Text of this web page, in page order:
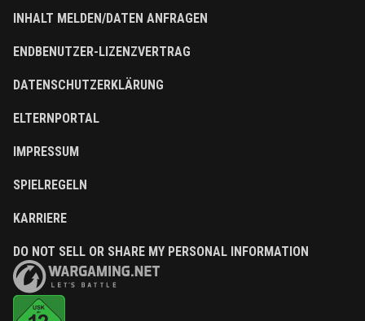
INHALT MELDEN/DATEN ANFRAGEN
ENDBENUTZER-LIZENZVERTRAG
DATENSCHUTZERKLÄRUNG
ELTERNPORTAL
IMPRESSUM
SPIELREGELN
KARRIERE
DO NOT SELL OR SHARE MY PERSONAL INFORMATION